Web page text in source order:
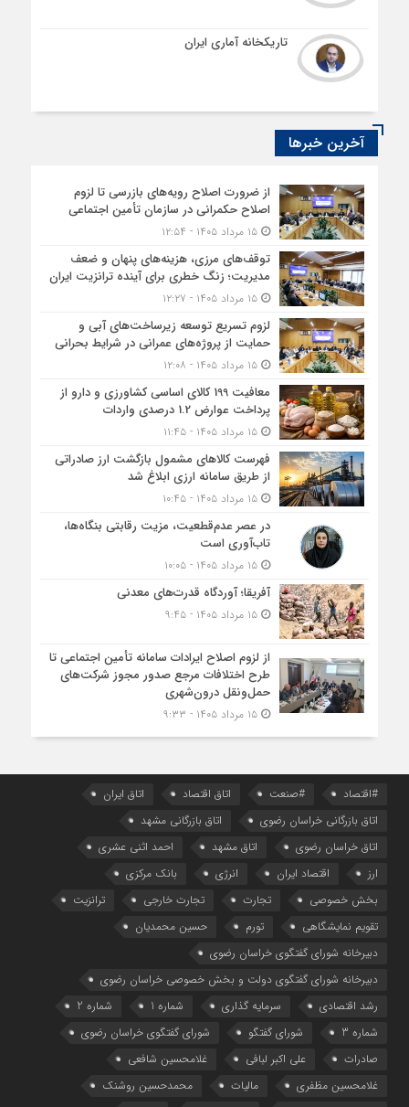
تاریکخانه آماری ایران
آخرین خبرها
از ضرورت اصلاح رویه‌های بازرسی تا لزوم
اصلاح حکمرانی در سازمان تأمین اجتماعی
۱۵ مرداد ۱۴۰۵ - ۱۲:۵۴
توقف‌های مرزی، هزینه‌های پنهان و ضعف
مدیریت؛ زنگ خطری برای آینده ترانزیت ایران
۱۵ مرداد ۱۴۰۵ - ۱۲:۲۷
لزوم تسریع توسعه زیرساخت‌های آبی و
حمایت از پروژه‌های عمرانی در شرایط بحرانی
۱۵ مرداد ۱۴۰۵ - ۱۲:۰۸
معافیت 199 کالای اساسی کشاورزی و دارو از
پرداخت عوارض 1.2 درصدی واردات
۱۵ مرداد ۱۴۰۵ - ۱۱:۴۵
فهرست کالاهای مشمول بازگشت ارز صادراتی
از طریق سامانه ارزی ابلاغ شد
۱۵ مرداد ۱۴۰۵ - ۱۰:۴۵
در عصر عدم‌قطعیت، مزیت رقابتی بنگاه‌ها،
تاب‌آوری است
۱۵ مرداد ۱۴۰۵ - ۱۰:۰۵
آفریقا؛ آوردگاه قدرت‌های معدنی
۱۵ مرداد ۱۴۰۵ - ۹:۴۵
از لزوم اصلاح ایرادات سامانه تأمین اجتماعی تا
طرح اختلافات مرجع صدور مجوز شرکت‌های
حمل‌ونقل درون‌شهری
۱۵ مرداد ۱۴۰۵ - ۹:۳۳
#اقتصاد #صنعت اتاق اقتصاد
اتاق ایران
اتاق بازرگانی خراسان رضوی
اتاق بازرگانی مشهد
اتاق خراسان رضوی
اتاق مشهد
احمد اثنی عشری
ارز
اقتصاد ایران انرژی
بانک مرکزی
بخش خصوصی
تجارت تجارت خارجی
ترانزیت
تقویم نمایشگاهی
تورم
حسین محمدیان
دبیرخانه شورای گفتگوی خراسان رضوی
دبیرخانه شورای گفتگوی دولت و بخش خصوصی خراسان رضوی
رشد اقتصادی
سرمایه گذاری شماره 1
شماره 2
شماره 3
شورای گفتگو
شورای گفتگوی خراسان رضوی
صادرات
علی اکبر لبافی
غلامحسین شافعی
غلامحسین مظفری
مالیات
محمدحسین روشنک